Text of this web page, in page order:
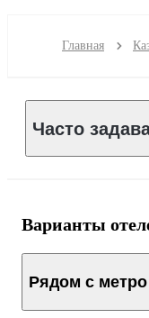
Главная
Часто
Варианты
Рядом с метро